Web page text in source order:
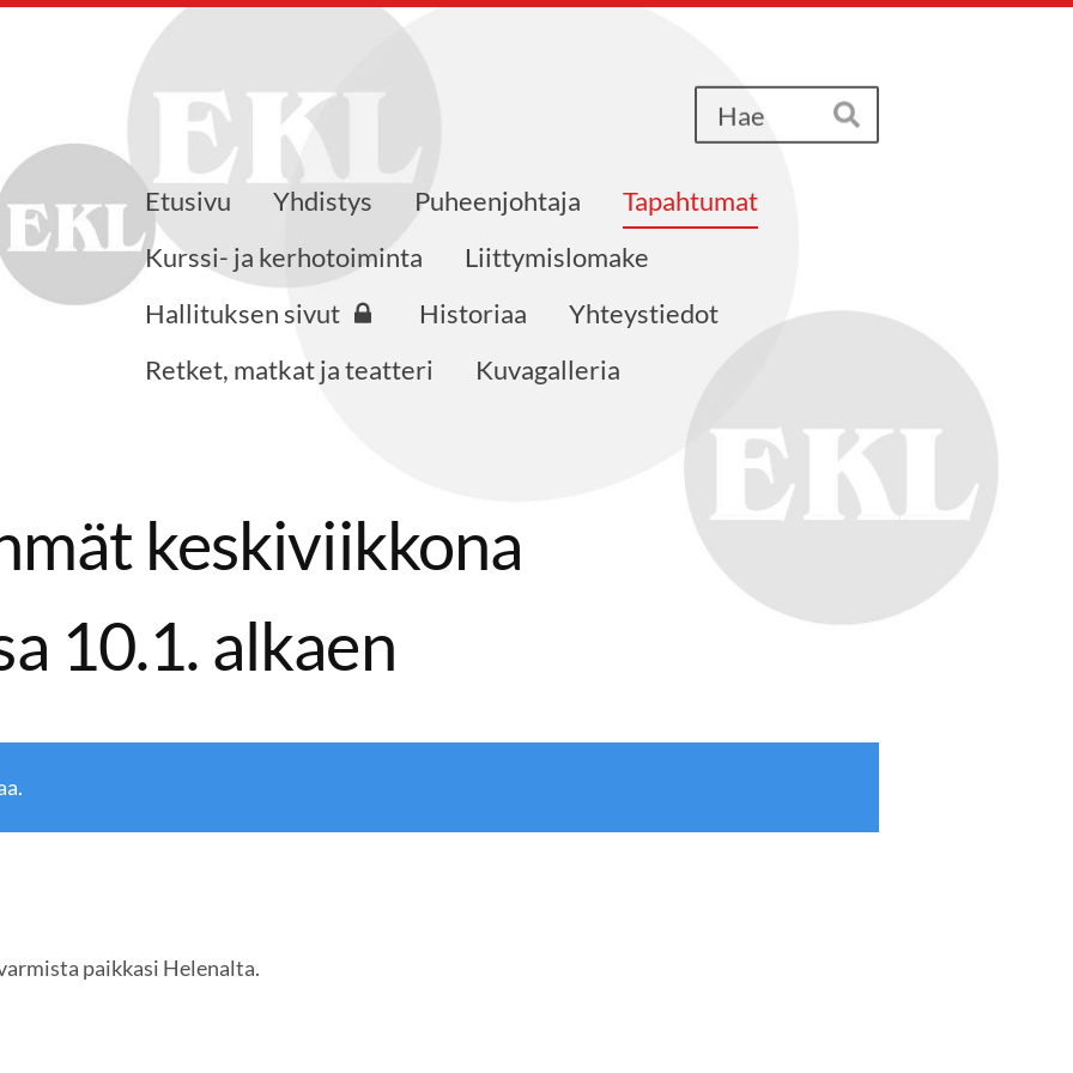
Hae
yhdistys
Etusivu Yhdistys Puheenjohtaja
Tapahtumat
Kurssi- ja kerhotoiminta
Liittymislomake
Hallituksen sivut
Historiaa
Yhteystiedot
Retket, matkat ja teatteri
Kuvagalleria
keskiviikkona
10.1. alkaen
paikkasi Helenalta.